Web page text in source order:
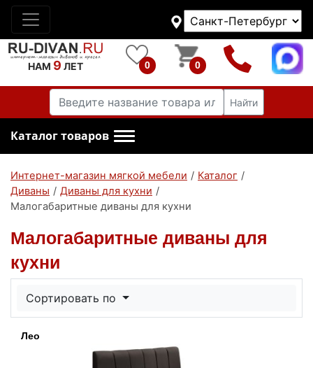
НАМ 9 ЛЕТ 0 0
Найти
Каталог товаров
Интернет-магазин мягкой мебели / Каталог /
Диваны / Диваны для кухни /
Малогабаритные диваны для кухни
Малогабаритные диваны для
кухни
Сортировать по
Лео